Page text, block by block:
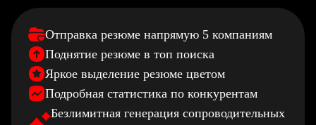
Отправка резюме напрямую 5 компаниям
Поднятие резюме в топ поиска
Яркое выделение резюме цветом
Подробная статистика по конкурентам
Безлимитная генерация сопроводительных